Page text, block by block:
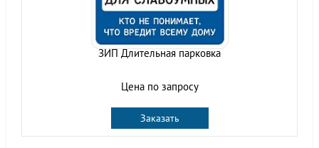
ЗИП Длительная парковка
Цена по запросу
Заказать